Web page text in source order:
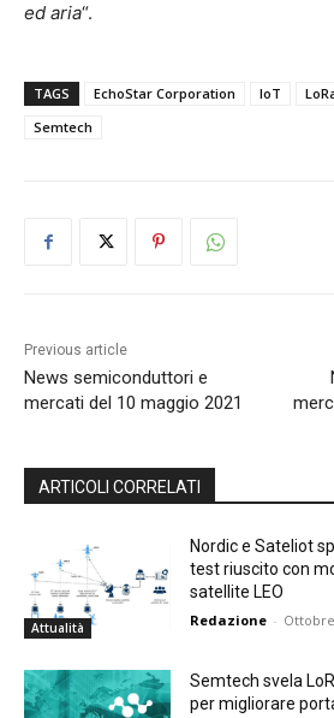
ed aria“.
TAGS EchoStar Corporation IoT
Semtech
Previous article
News semiconduttori e
mercati del 10 maggio 2021
ARTICOLI CORRELATI
Attualità
Nordic e Sateliot
test riuscito con
satellite LEO
Redazione -
Semtech svela
per migliorare